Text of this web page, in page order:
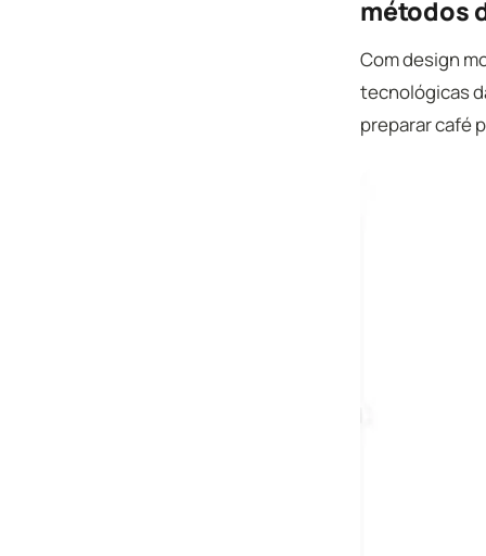
métodos
Com design
tecnológicas
preparar café